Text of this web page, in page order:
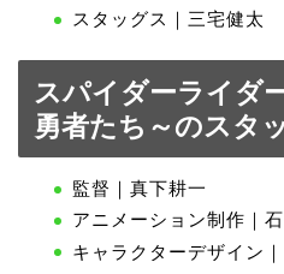
スタッグス｜三宅健太
スパイダーライダ
勇者たち～のスタ
監督｜真下耕一
アニメーション制作｜
キャラクターデザイン